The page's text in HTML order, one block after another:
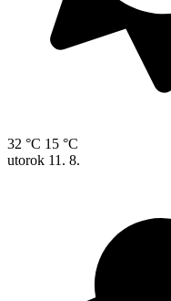
32 °C 15 °C
utorok 11. 8.